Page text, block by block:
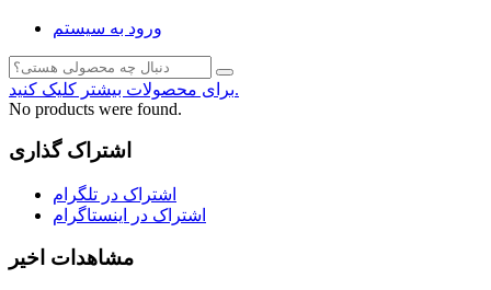
ورود به سیستم
برای محصولات بیشتر کلیک کنید.
No products were found.
اشتراک گذاری
اشتراک در تلگرام
اشتراک در اینستاگرام
مشاهدات اخیر